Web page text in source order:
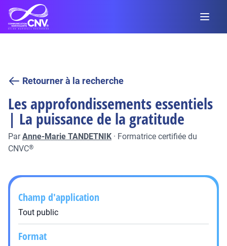
Retourner à la recherche
Les approfondissements essentiels
| La puissance de la gratitude
ParAnne-Marie TANDETNIK · Formatrice certifiée du
CNVC®
Champ d'application
Tout public
Format